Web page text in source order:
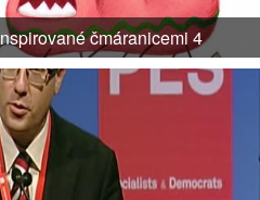
čmáranicemi 4